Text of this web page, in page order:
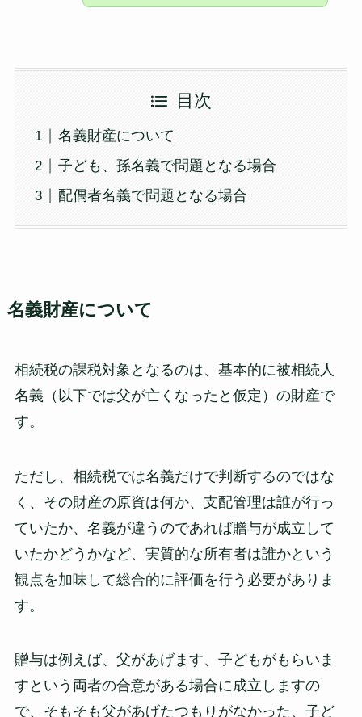
目次
名義財産について
子ども、孫名義で問題となる場合
配偶者名義で問題となる場合
名義財産について
相続税の課税対象となるのは、基本的に被相続人
名義（以下では父が亡くなったと仮定）の財産で
す。
ただし、相続税では名義だけで判断するのではな
く、その財産の原資は何か、支配管理は誰が行っ
ていたか、名義が違うのであれば贈与が成立して
いたかどうかなど、実質的な所有者は誰かという
観点を加味して総合的に評価を行う必要がありま
す。
贈与は例えば、父があげます、子どもがもらいま
すという両者の合意がある場合に成立しますの
で、そもそも父があげたつもりがなかった、子ど